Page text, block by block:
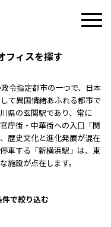
フィスを探す
令指定都市の一つで、日本
て異国情緒あふれる都市で
県の玄関駅であり、常に
庁街・中華街への入口「関
歴史文化と進化発展が混在
車する「新横浜駅」は、東
施設が点在します。
で絞り込む